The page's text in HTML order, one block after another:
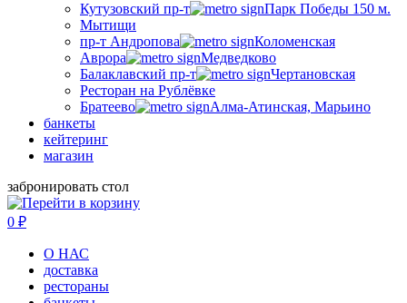
Кутузовский пр-т
Парк Победы 150 м.
Мытищи
пр-т Андропова
Коломенская
Аврора
Медведково
Балаклавский пр-т
Чертановская
Ресторан на Рублёвке
Братеево
Алма-Атинская, Марьино
банкеты
кейтеринг
магазин
забронировать стол
0 ₽
О НАС
доставка
рестораны